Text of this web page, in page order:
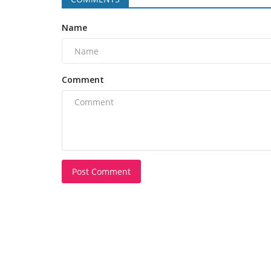
Name
Comment
Post Comment